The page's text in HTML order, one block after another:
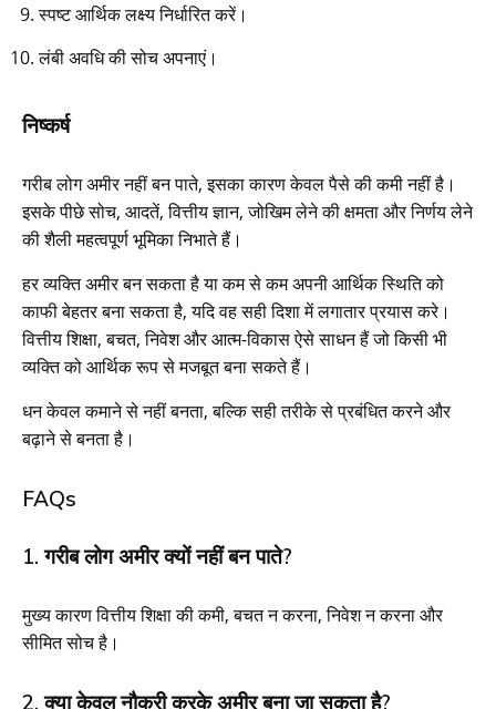
स्पष्ट आर्थिक लक्ष्य निर्धारित करें।
लंबी अवधि की सोच अपनाएं।
निष्कर्ष
गरीब लोग अमीर नहीं बन पाते, इसका कारण केवल पैसे की कमी नहीं है।
इसके पीछे सोच, आदतें, वित्तीय ज्ञान, जोखिम लेने की क्षमता और निर्णय लेने
की शैली महत्वपूर्ण भूमिका निभाते हैं।
हर व्यक्ति अमीर बन सकता है या कम से कम अपनी आर्थिक स्थिति को
काफी बेहतर बना सकता है, यदि वह सही दिशा में लगातार प्रयास करे।
वित्तीय शिक्षा, बचत, निवेश और आत्म-विकास ऐसे साधन हैं जो किसी भी
व्यक्ति को आर्थिक रूप से मजबूत बना सकते हैं।
धन केवल कमाने से नहीं बनता, बल्कि सही तरीके से प्रबंधित करने और
बढ़ाने से बनता है।
FAQs
1. गरीब लोग अमीर क्यों नहीं बन पाते?
मुख्य कारण वित्तीय शिक्षा की कमी, बचत न करना, निवेश न करना और
सीमित सोच है।
2. क्या केवल नौकरी करके अमीर बना जा सकता है?